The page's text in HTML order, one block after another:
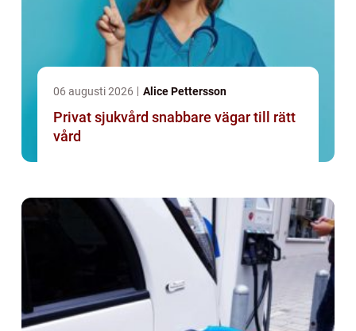
06 augusti 2026 Alice Pettersson
Privat sjukvård snabbare vägar till rätt
vård